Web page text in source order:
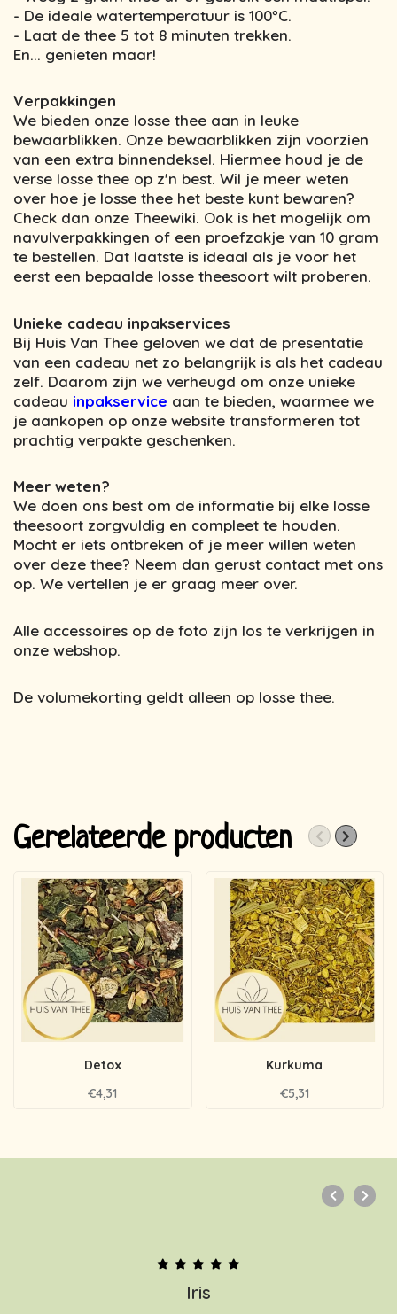
- De ideale watertemperatuur is 100ºC.
- Laat de thee 5 tot 8 minuten trekken.
En... genieten maar!
Verpakkingen
We bieden onze losse thee aan in leuke
bewaarblikken. Onze bewaarblikken zijn voorzien
van een extra binnendeksel. Hiermee houd je de
verse losse thee op z'n best. Wil je meer weten
over hoe je losse thee het beste kunt bewaren?
Check dan onze Theewiki. Ook is het mogelijk om
navulverpakkingen of een proefzakje van 10 gram
te bestellen. Dat laatste is ideaal als je voor het
eerst een bepaalde losse theesoort wilt proberen.
Unieke cadeau inpakservices
Bij Huis Van Thee geloven we dat de presentatie
van een cadeau net zo belangrijk is als het cadeau
zelf. Daarom zijn we verheugd om onze unieke
cadeau inpakservice aan te bieden, waarmee we
je aankopen op onze website transformeren tot
prachtig verpakte geschenken.
Meer weten?
We doen ons best om de informatie bij elke losse
theesoort zorgvuldig en compleet te houden.
Mocht er iets ontbreken of je meer willen weten
over deze thee? Neem dan gerust contact met ons
op. We vertellen je er graag meer over.
Alle accessoires op de foto zijn los te verkrijgen in
onze webshop.
De volumekorting geldt alleen op losse thee.
Gerelateerde producten
Detox
€4,31
Kurkuma
€5,31
Iris